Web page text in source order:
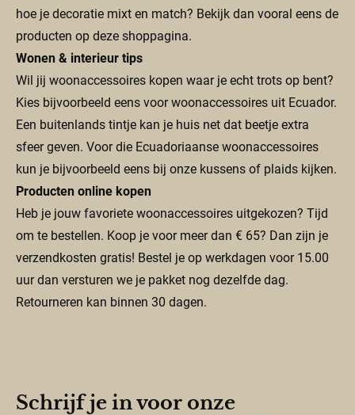
hoe je decoratie mixt en match? Bekijk dan vooral eens de
producten op deze shoppagina.
Wonen & interieur tips
Wil jij woonaccessoires kopen waar je echt trots op bent?
Kies bijvoorbeeld eens voorwoonaccessoires uit Ecuador.
Een buitenlands tintje kan je huis net dat beetje extra
sfeer geven. Voor die Ecuadoriaanse woonaccessoires
kun je bijvoorbeeld eens bij onze kussens of plaids kijken.
Producten online kopen
Heb je jouw favoriete woonaccessoires uitgekozen? Tijd
om te bestellen. Koop je voor meer dan € 65? Dan zijn je
verzendkosten gratis! Bestel je op werkdagen voor 15.00
uur dan versturen we je pakket nog dezelfde dag.
Retourneren kan binnen 30 dagen.
Schrijf je in voor onze